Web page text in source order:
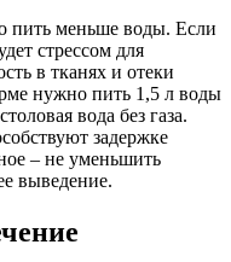
пить меньше воды. Если
стрессом для
в тканях и отеки
нужно пить 1,5 л воды
вода без газа.
задержке
– не уменьшить
выведение.